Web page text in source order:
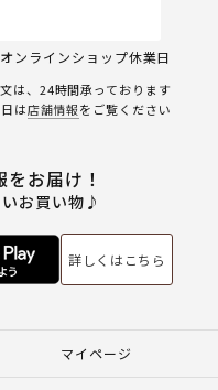
オンラインショップ休業日
は、24時間承っております
は店舗情報をご覧ください
お届け！
お買い物♪
詳しくはこちら
マイページ